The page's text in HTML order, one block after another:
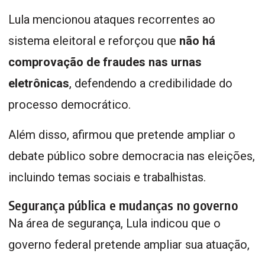
Lula mencionou ataques recorrentes ao
sistema eleitoral e reforçou que não há
comprovação de fraudes nas urnas
eletrônicas, defendendo a credibilidade do
processo democrático.
Além disso, afirmou que pretende ampliar o
debate público sobre democracia nas eleições,
incluindo temas sociais e trabalhistas.
Segurança pública e mudanças no governo
Na área de segurança, Lula indicou que o
governo federal pretende ampliar sua atuação,